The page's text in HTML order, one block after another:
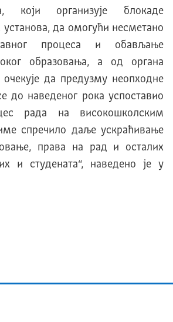
који организује блокаде
да омогући несметано
процеса и обављање
образовања, а од органа
да предузму неопходне
до наведеног рока успоставио
рада на високошколским
спречило даље ускраћивање
права на рад и осталих
и студената“, наведено је у